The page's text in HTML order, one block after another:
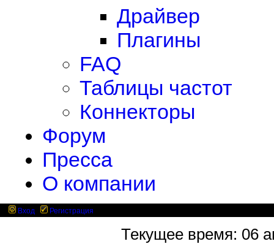
Драйвер
Плагины
FAQ
Таблицы частот
Коннекторы
Форум
Пресса
О компании
Вход Регистрация
Текущее время: 06